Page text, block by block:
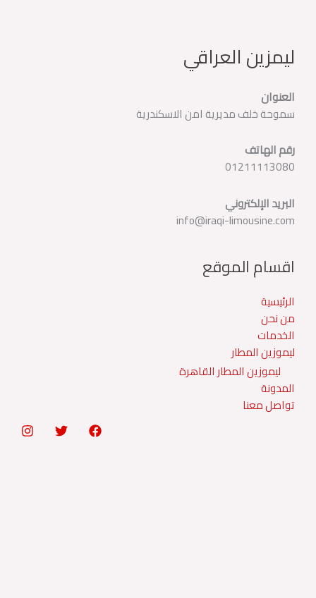
ليمزين العراقي
العنوان
سموحة خلف مديرية امن الاسكندرية
رقم الهاتف
01211113080
البريد الإلكتروني
info@iraqi-limousine.com
اقسام الموقع
الرئيسية
من نحن
الخدمات
ليموزين المطار
ليموزين المطار القاهرة
المدونة
تواصل معنا